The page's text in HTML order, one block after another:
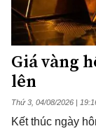
Giá vàng
lên
Thứ 3, 04/08/2026 |
Kết thúc ngày